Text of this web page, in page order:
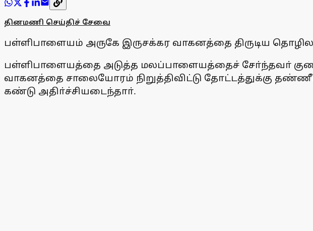
தினமணி செய்திச் சேவை
பள்ளிபாளையம் அருகே இருசக்கர வாகனத்தை திருடிய
பள்ளிபாளையத்தை அடுத்த மலப்பாளையத்தைச் சோ்ந்தவா்
வாகனத்தை சாலையோரம் நிறுத்திவிட்டு தோட்டத்துக்கு
கண்டு அதிா்ச்சியடைந்தாா்.